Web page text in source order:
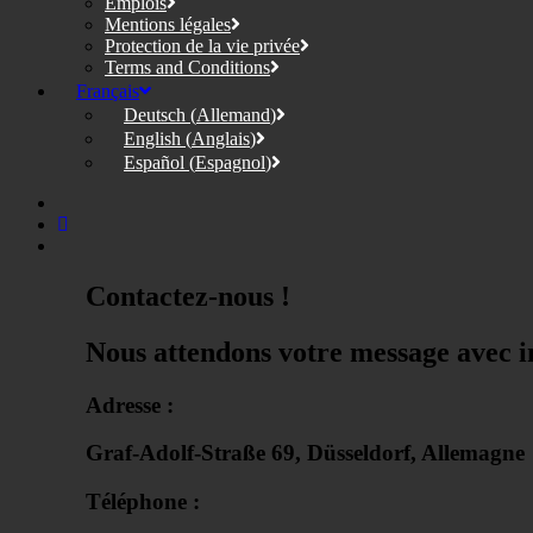
Mentions légales
Protection de la vie privée
Terms and Conditions
Français
Deutsch (Allemand)
English (Anglais)
Español (Espagnol)
Contactez-nous !
Nous attendons votre message avec
Adresse :
Graf-Adolf-Straße 69, Düsseldorf, Allemagne
Téléphone :